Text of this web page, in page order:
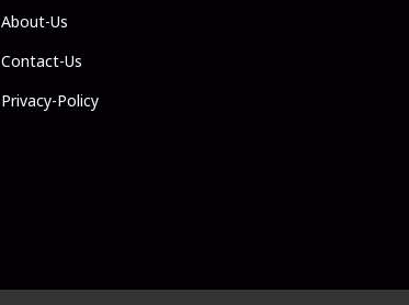
About-Us
Contact-Us
Privacy-Policy